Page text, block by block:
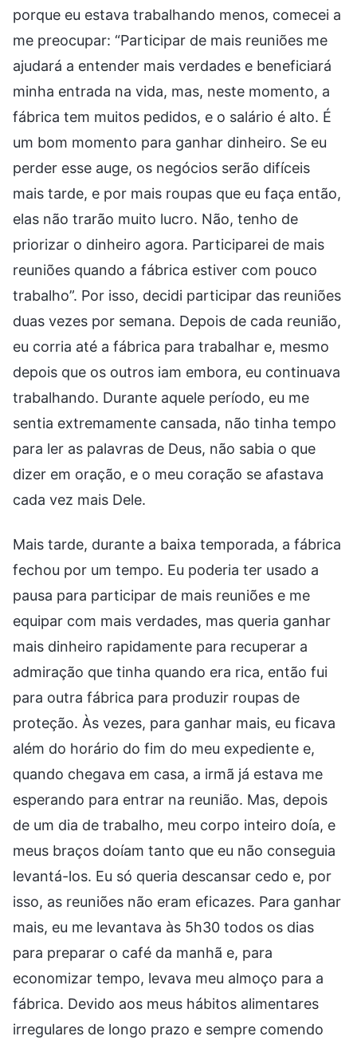
porque eu estava trabalhando menos, comecei a
me preocupar: “Participar de mais reuniões me
ajudará a entender mais verdades e beneficiará
minha entrada na vida, mas, neste momento, a
fábrica tem muitos pedidos, e o salário é alto. É
um bom momento para ganhar dinheiro. Se eu
perder esse auge, os negócios serão difíceis
mais tarde, e por mais roupas que eu faça então,
elas não trarão muito lucro. Não, tenho de
priorizar o dinheiro agora. Participarei de mais
reuniões quando a fábrica estiver com pouco
trabalho”. Por isso, decidi participar das reuniões
duas vezes por semana. Depois de cada reunião,
eu corria até a fábrica para trabalhar e, mesmo
depois que os outros iam embora, eu continuava
trabalhando. Durante aquele período, eu me
sentia extremamente cansada, não tinha tempo
para ler as palavras de Deus, não sabia o que
dizer em oração, e o meu coração se afastava
cada vez mais Dele.
Mais tarde, durante a baixa temporada, a fábrica
fechou por um tempo. Eu poderia ter usado a
pausa para participar de mais reuniões e me
equipar com mais verdades, mas queria ganhar
mais dinheiro rapidamente para recuperar a
admiração que tinha quando era rica, então fui
para outra fábrica para produzir roupas de
proteção. Às vezes, para ganhar mais, eu ficava
além do horário do fim do meu expediente e,
quando chegava em casa, a irmã já estava me
esperando para entrar na reunião. Mas, depois
de um dia de trabalho, meu corpo inteiro doía, e
meus braços doíam tanto que eu não conseguia
levantá-los. Eu só queria descansar cedo e, por
isso, as reuniões não eram eficazes. Para ganhar
mais, eu me levantava às 5h30 todos os dias
para preparar o café da manhã e, para
economizar tempo, levava meu almoço para a
fábrica. Devido aos meus hábitos alimentares
irregulares de longo prazo e sempre comendo